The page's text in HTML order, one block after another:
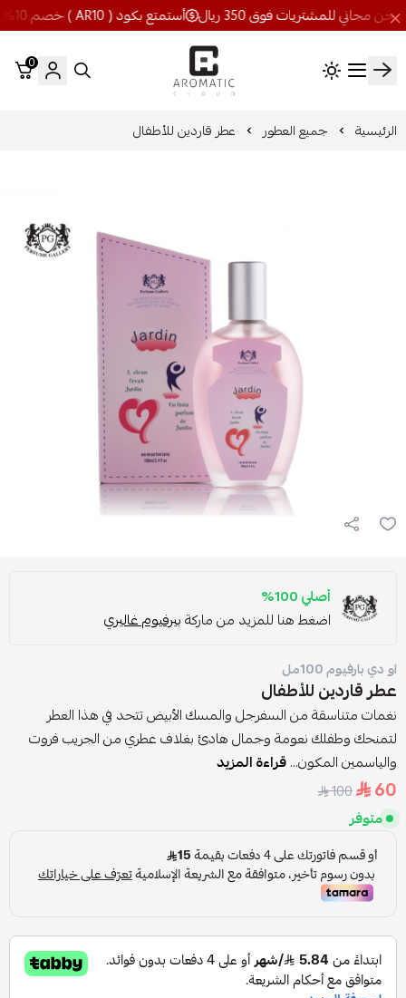
أستمتع بكود ( AR10 ) خصم 10% شحن مجاني للمشتريات فوق 350 ريال
اروماتيك كلاود
0
الرئيسية جميع العطور عطر قاردين للأطفال
أصلي 100%
اضغط هنا للمزيد من ماركةبيرفيوم غاليري
او دي بارفيوم 100مل
عطر قاردين للأطفال
نغمات متناسقة من السفرجل والمسك الأبيض تتحد في هذا العطر
لتمنحك وطفلك نعومة وجمال هادئ بغلاف عطري من الجريب فروت
والياسمين المكون...قراءة المزيد
60
100
متوفر